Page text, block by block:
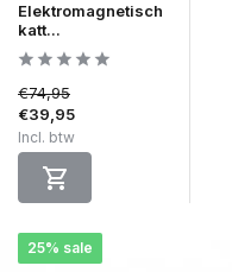
25% sale
Elektromagnetisch
katt...
€74,95
€39,95
Incl. btw